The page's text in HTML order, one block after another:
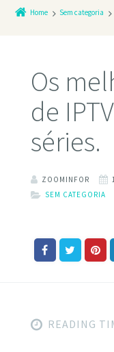
Home Sem categoria
Os
de
séries.
ZOOMINFOR
SEM CATEGORIA
READING